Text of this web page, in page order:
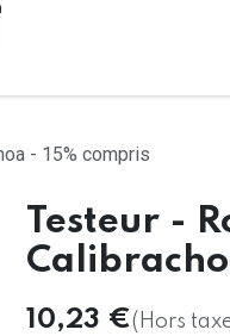
- 15% compris
Testeur -
10,23 €(Hors